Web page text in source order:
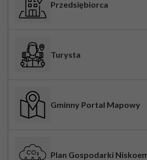
Przedsiębiorca
Turysta
Gminny Portal Mapowy
Plan Gospodarki